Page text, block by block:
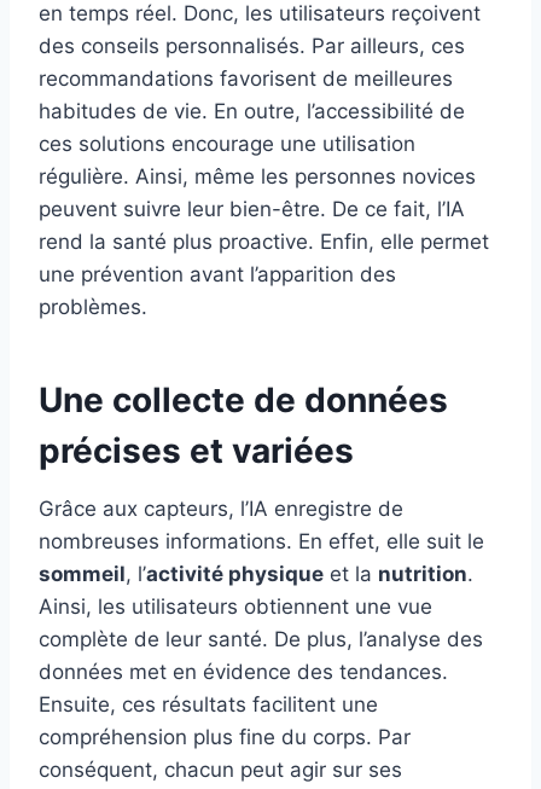
en temps réel. Donc, les utilisateurs reçoivent
des conseils personnalisés. Par ailleurs, ces
recommandations favorisent de meilleures
habitudes de vie. En outre, l’accessibilité de
ces solutions encourage une utilisation
régulière. Ainsi, même les personnes novices
peuvent suivre leur bien-être. De ce fait, l’IA
rend la santé plus proactive. Enfin, elle permet
une prévention avant l’apparition des
problèmes.
Une collecte de données
précises et variées
Grâce aux capteurs, l’IA enregistre de
nombreuses informations. En effet, elle suit le
sommeil, l’activité physique et la nutrition.
Ainsi, les utilisateurs obtiennent une vue
complète de leur santé. De plus, l’analyse des
données met en évidence des tendances.
Ensuite, ces résultats facilitent une
compréhension plus fine du corps. Par
conséquent, chacun peut agir sur ses